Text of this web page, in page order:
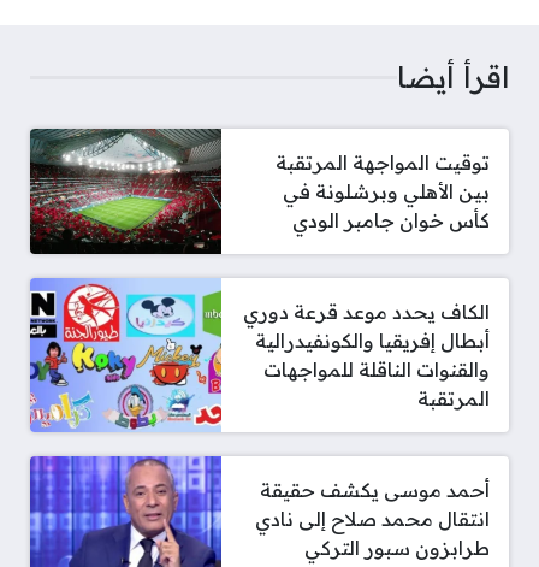
اقرأ أيضا
توقيت المواجهة المرتقبة
بين الأهلي وبرشلونة في
كأس خوان جامبر الودي
الكاف يحدد موعد قرعة دوري
أبطال إفريقيا والكونفيدرالية
والقنوات الناقلة للمواجهات
المرتقبة
أحمد موسى يكشف حقيقة
انتقال محمد صلاح إلى نادي
طرابزون سبور التركي